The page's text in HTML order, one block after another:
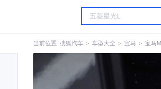
当前位置: 搜狐汽车 ＞ 车型大全 ＞ 宝马 ＞ 宝马M